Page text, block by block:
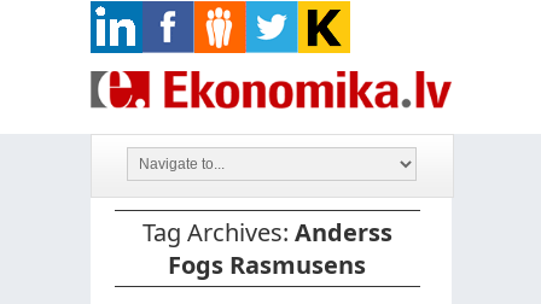
Tag Archives: Anderss
Fogs Rasmusens